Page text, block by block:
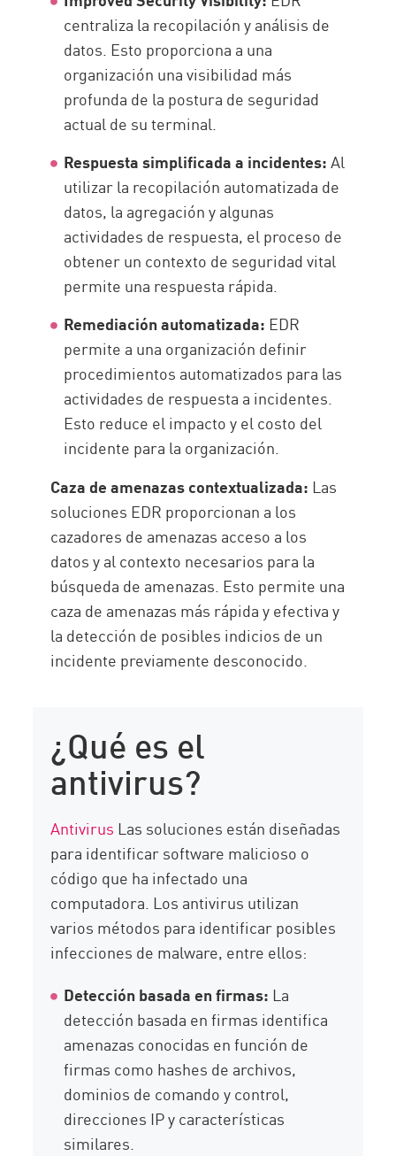
centraliza la recopilación y análisis de
datos. Esto proporciona a una
organización una visibilidad más
profunda de la postura de seguridad
actual de su terminal.
Respuesta simplificada a incidentes:Al
utilizar la recopilación automatizada de
datos, la agregación y algunas
actividades de respuesta, el proceso de
obtener un contexto de seguridad vital
permite una respuesta rápida.
Remediación automatizada: EDR
permite a una organización definir
procedimientos automatizados para las
actividades de respuesta a incidentes.
Esto reduce el impacto y el costo del
incidente para la organización.
Caza de amenazas contextualizada: Las
soluciones EDR proporcionan a los
cazadores de amenazas acceso a los
datos y al contexto necesarios para la
búsqueda de amenazas. Esto permite una
caza de amenazas más rápida y efectiva y
la detección de posibles indicios de un
incidente previamente desconocido.
¿Qué es el
antivirus?
Antivirus Las soluciones están diseñadas
para identificar software malicioso o
código que ha infectado una
computadora. Los antivirus utilizan
varios métodos para identificar posibles
infecciones de malware, entre ellos:
Detección basada en firmas: La
detección basada en firmas identifica
amenazas conocidas en función de
firmas como hashes de archivos,
dominios de comando y control,
direcciones IP y características
similares.